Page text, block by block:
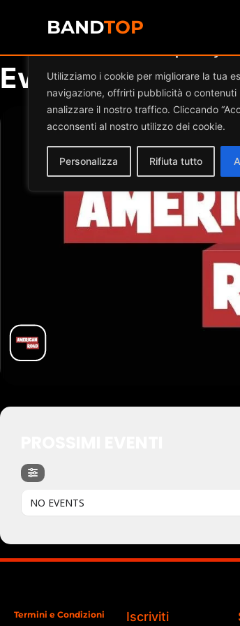
Utilizziamo i cookie per migliorare la tua
navigazione, offrirti pubblicità o contenuti
analizzare il nostro traffico. Cliccando
acconsenti al nostro utilizzo dei cookie.
Personalizza Rifiuta tutto
BANDTOP
Events by this
NO EVENTS
Termini e Condizioni Iscriviti